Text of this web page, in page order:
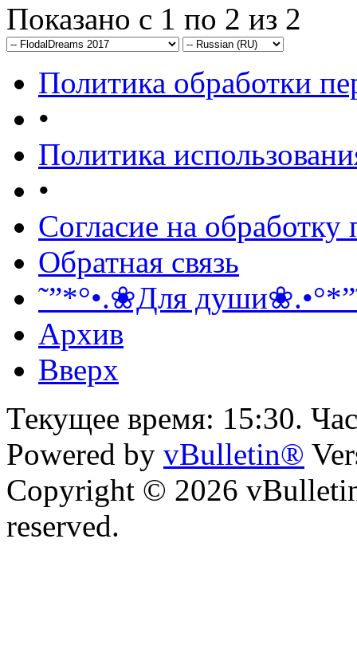
Показано с 1 по 2 из 2
Политика обработки
•
Политика
•
Согласие на
Обратная связь
˜”*°•.❀Для
Архив
Вверх
Текущее время: 15:30.
Powered by vBulletin®
Copyright © 2026
reserved.